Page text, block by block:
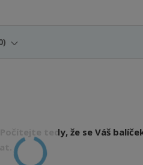
tedy, že se Váš